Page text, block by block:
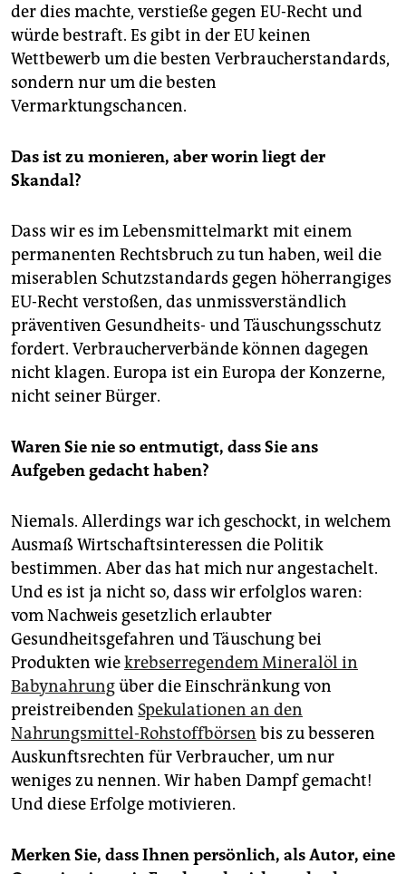
der dies machte, verstieße gegen EU-Recht und
würde bestraft. Es gibt in der EU keinen
Wettbewerb um die besten Verbraucherstandards,
sondern nur um die besten
Vermarktungschancen.
Das ist zu monieren, aber worin liegt der
Skandal?
Dass wir es im Lebensmittelmarkt mit einem
permanenten Rechtsbruch zu tun haben, weil die
miserablen Schutzstandards gegen höherrangiges
EU-Recht verstoßen, das unmissverständlich
präventiven Gesundheits- und Täuschungsschutz
fordert. Verbraucherverbände können dagegen
nicht klagen. Europa ist ein Europa der Konzerne,
nicht seiner Bürger.
Waren Sie nie so entmutigt, dass Sie ans
Aufgeben gedacht haben?
Niemals. Allerdings war ich geschockt, in welchem
Ausmaß Wirtschaftsinteressen die Politik
bestimmen. Aber das hat mich nur angestachelt.
Und es ist ja nicht so, dass wir erfolglos waren:
vom Nachweis gesetzlich erlaubter
Gesundheitsgefahren und Täuschung bei
Produkten wiekrebserregendem Mineralöl in
Babynahrungüber die Einschränkung von
preistreibenden Spekulationen an den
Nahrungsmittel-Rohstoffbörsen bis zu besseren
Auskunftsrechten für Verbraucher, um nur
weniges zu nennen. Wir haben Dampf gemacht!
Und diese Erfolge motivieren.
Merken Sie, dass Ihnen persönlich, als Autor, eine